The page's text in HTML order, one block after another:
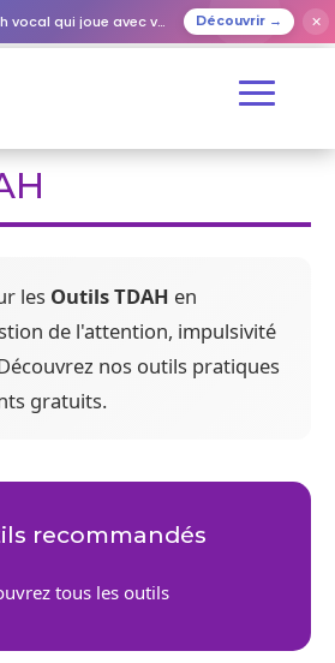
qui joue avec vos proches Découvrir → ✕
les Outils TDAH en
de l'attention, impulsivité
nos outils pratiques
gratuits.
recommandés
tous les outils